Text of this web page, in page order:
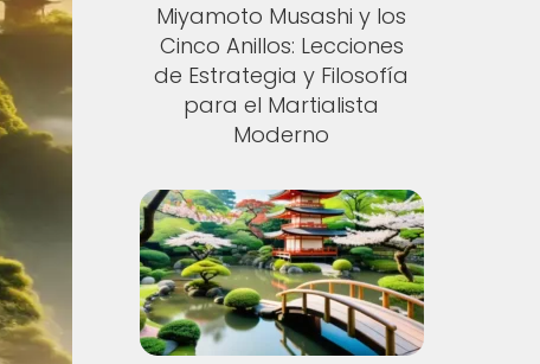
Miyamoto Musashi y los
Cinco Anillos: Lecciones
de Estrategia y Filosofía
para el Martialista
Moderno